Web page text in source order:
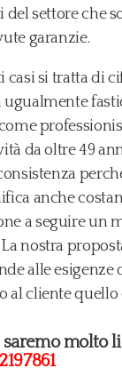
del settore che
garanzie.
casi si tratta di
come
da oltre 49
anche
a seguire un
nostra
alle esigenze
al cliente quello
saremo molto